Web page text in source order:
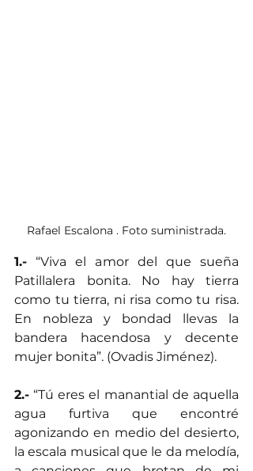
Rafael Escalona . Foto suministrada.
1.- “Viva el amor del que sueña
Patillalera bonita. No hay tierra
como tu tierra, ni risa como tu risa.
En nobleza y bondad llevas la
bandera hacendosa y decente
mujer bonita”. (Ovadis Jiménez).
2.- “Tú eres el manantial de aquella
agua furtiva que encontré
agonizando en medio del desierto,
la escala musical que le da melodía,